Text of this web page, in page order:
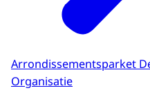
Arrondissementsparket
Organisatie